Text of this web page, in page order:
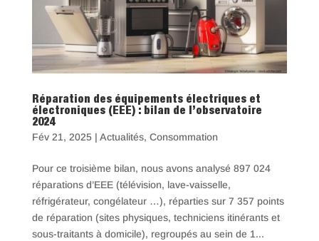
Réparation des équipements électriques et
électroniques (EEE) : bilan de l’observatoire
2024
Fév 21, 2025| Actualités, Consommation
Pour ce troisième bilan, nous avons analysé 897 024
réparations d’EEE (télévision, lave-vaisselle,
réfrigérateur, congélateur …), réparties sur 7 357 points
de réparation (sites physiques, techniciens itinérants et
sous-traitants à domicile), regroupés au sein de 1...